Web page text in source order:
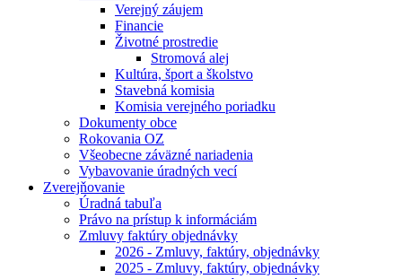
Verejný záujem
Financie
Životné prostredie
Stromová alej
Kultúra, šport a školstvo
Stavebná komisia
Komisia verejného poriadku
Dokumenty obce
Rokovania OZ
Všeobecne záväzné nariadenia
Vybavovanie úradných vecí
Zverejňovanie
Úradná tabuľa
Právo na prístup k informáciám
Zmluvy faktúry objednávky
2026 - Zmluvy, faktúry, objednávky
2025 - Zmluvy, faktúry, objednávky